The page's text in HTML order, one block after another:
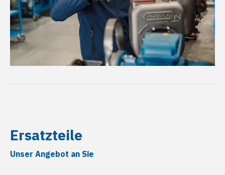
Ersatzteile
Unser Angebot an Sie